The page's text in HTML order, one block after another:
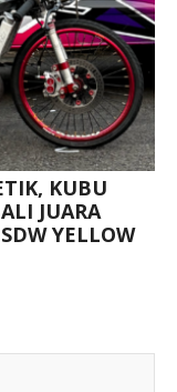
KUBU
JUARA
YELLOW